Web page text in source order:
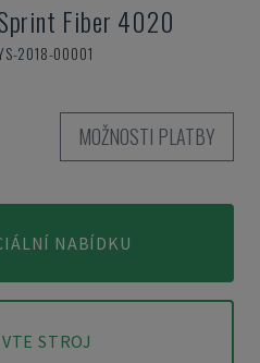
Fiber 4020
2018-00001
MOŽNOSTI PLATBY
NABÍDKU
STROJ